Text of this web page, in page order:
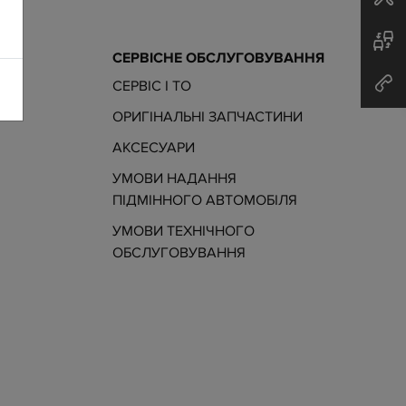
СЕРВІСНЕ ОБСЛУГОВУВАННЯ
СЕРВІС І ТО
ОРИГІНАЛЬНІ ЗАПЧАСТИНИ
АКСЕСУАРИ
УМОВИ НАДАННЯ
ПІДМІННОГО АВТОМОБІЛЯ
УМОВИ ТЕХНІЧНОГО
ОБСЛУГОВУВАННЯ